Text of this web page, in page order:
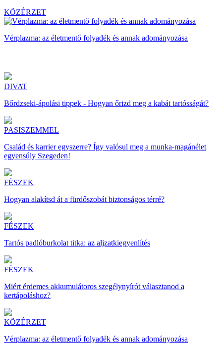
KÖZÉRZET
Vérplazma: az életmentő folyadék és annak adományozása
DIVAT
Bőrdzseki-ápolási tippek - Hogyan őrizd meg a kabát tartósságát?
PASISZEMMEL
Család és karrier egyszerre? Így valósul meg a munka-magánélet
egyensúly Szegeden!
FÉSZEK
Hogyan alakítsd át a fürdőszobát biztonságos térré?
FÉSZEK
Tartós padlóburkolat titka: az aljzatkiegyenlítés
FÉSZEK
Miért érdemes akkumulátoros szegélynyírót választanod a
kertápoláshoz?
KÖZÉRZET
Vérplazma: az életmentő folyadék és annak adományozása